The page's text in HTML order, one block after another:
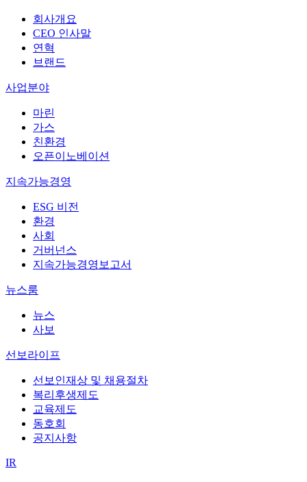
회사개요
CEO 인사말
연혁
브랜드
사업분야
마린
가스
친환경
오픈이노베이션
지속가능경영
ESG 비전
환경
사회
거버넌스
지속가능경영보고서
뉴스룸
뉴스
사보
선보라이프
선보인재상 및 채용절차
복리후생제도
교육제도
동호회
공지사항
IR